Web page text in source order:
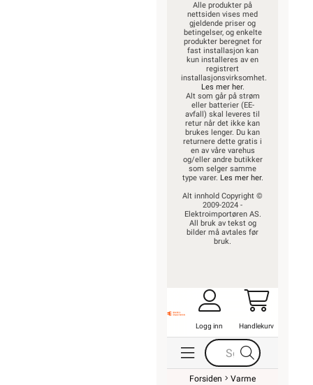
Alle produkter på
nettsiden vises med
gjeldende priser og
betingelser, og enkelte
produkter beregnet for
fast installasjon kan
kun installeres av en
registrert
installasjonsvirksomhet.
Les mer her.
Alt som går på strøm
eller batterier (EE-
avfall) skal leveres til
retur når det ikke kan
brukes lenger. Du kan
returnere dette gratis i
en av våre varehus
og/eller andre butikker
som selger samme
type varer. Les mer her.
Alt innhold Copyright ©
2009-2024 -
Elektroimportøren AS.
All bruk av tekst og
bilder må avtales før
bruk.
Logg inn Handlekurv
Forsiden
Varme